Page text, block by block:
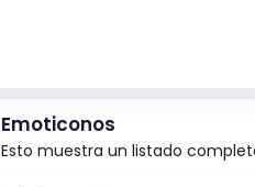
Emoticonos
Esto muestra un listado